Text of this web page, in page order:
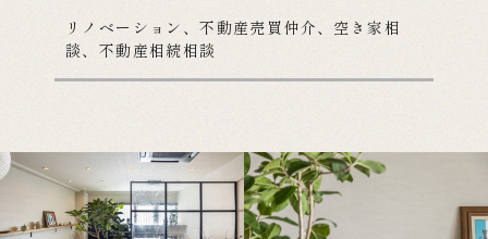
リノベーション、不動産売買仲介、空き家相
談、不動産相続相談